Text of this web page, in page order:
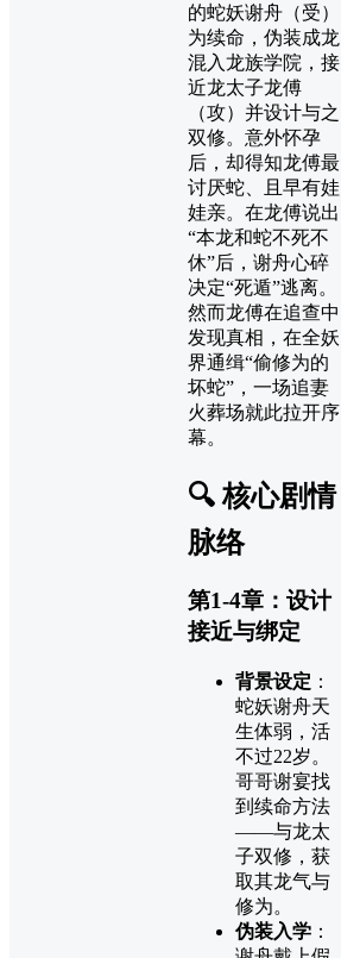
的蛇妖谢舟（受）
为续命，伪装成龙
混入龙族学院，接
近龙太子龙傅
（攻）并设计与之
双修。意外怀孕
后，却得知龙傅最
讨厌蛇、且早有娃
娃亲。在龙傅说出
“本龙和蛇不死不
休”后，谢舟心碎
决定“死遁”逃离。
然而龙傅在追查中
发现真相，在全妖
界通缉“偷修为的
坏蛇”，一场追妻
火葬场就此拉开序
幕。
🔍 核心剧情
脉络
第1-4章：设计
接近与绑定
背景设定 ：
蛇妖谢舟天
生体弱，活
不过22岁。
哥哥谢宴找
到续命方法
——与龙太
子双修，获
取其龙气与
修为。
伪装入学 ：